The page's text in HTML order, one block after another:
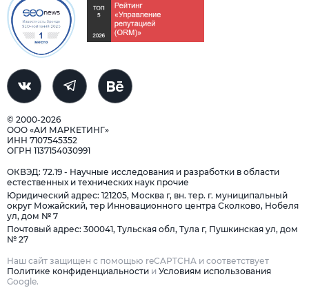
© 2000-2026
ООО «АИ МАРКЕТИНГ»
ИНН 7107545352
ОГРН 1137154030991
ОКВЭД: 72.19 - Научные исследования и разработки в области
естественных и технических наук прочие
Юридический адрес: 121205, Москва г, вн. тер. г. муниципальный
округ Можайский, тер Инновационного центра Сколково, Нобеля
ул, дом № 7
Почтовый адрес: 300041, Тульская обл, Тула г, Пушкинская ул, дом
№ 27
Наш сайт защищен с помощью reCAPTCHA и соответствует
Политике конфиденциальности и Условиям использования
Google.